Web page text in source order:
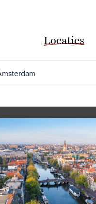
Locaties